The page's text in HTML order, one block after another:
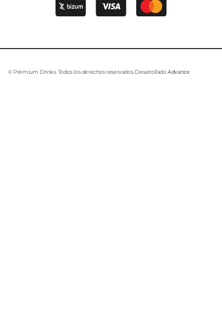
© Premium Drinks. Todos los derechos reservados. DesarrolladoAdvanze